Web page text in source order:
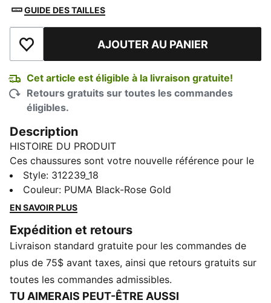
GUIDE DES TAILLES
Ajouter à la liste de souhaits
AJOUTER AU PANIER
Cet article est éligible à la livraison gratuite!
Retours gratuits sur toutes les commandes
éligibles.
Description
HISTOIRE DU PRODUIT
Ces chaussures sont votre nouvelle référence pour le
confort toute la journée. Dotées de la mousse ultra
légère PUMALITE, d’une semelle extérieure PROTREAD
durable et de détails moulés, elles allient un
Parfait pour le style de vie toujours en déplacement,
avec détails de marque PUMA emblématiques.
CARACTÉRISTIQUES ET AVANTAGES
La tige de la chaussure est fabriquée à partir d’au
moins 30 % de matériaux recyclés.
Style: 312239_18
Couleur: PUMA Black-Rose Gold
EN SAVOIR PLUS
Expédition et retours
Livraison standard gratuite pour les commandes de
plus de 75$ avant taxes, ainsi que retours gratuits sur
toutes les commandes admissibles.
TU AIMERAIS PEUT-ÊTRE AUSSI